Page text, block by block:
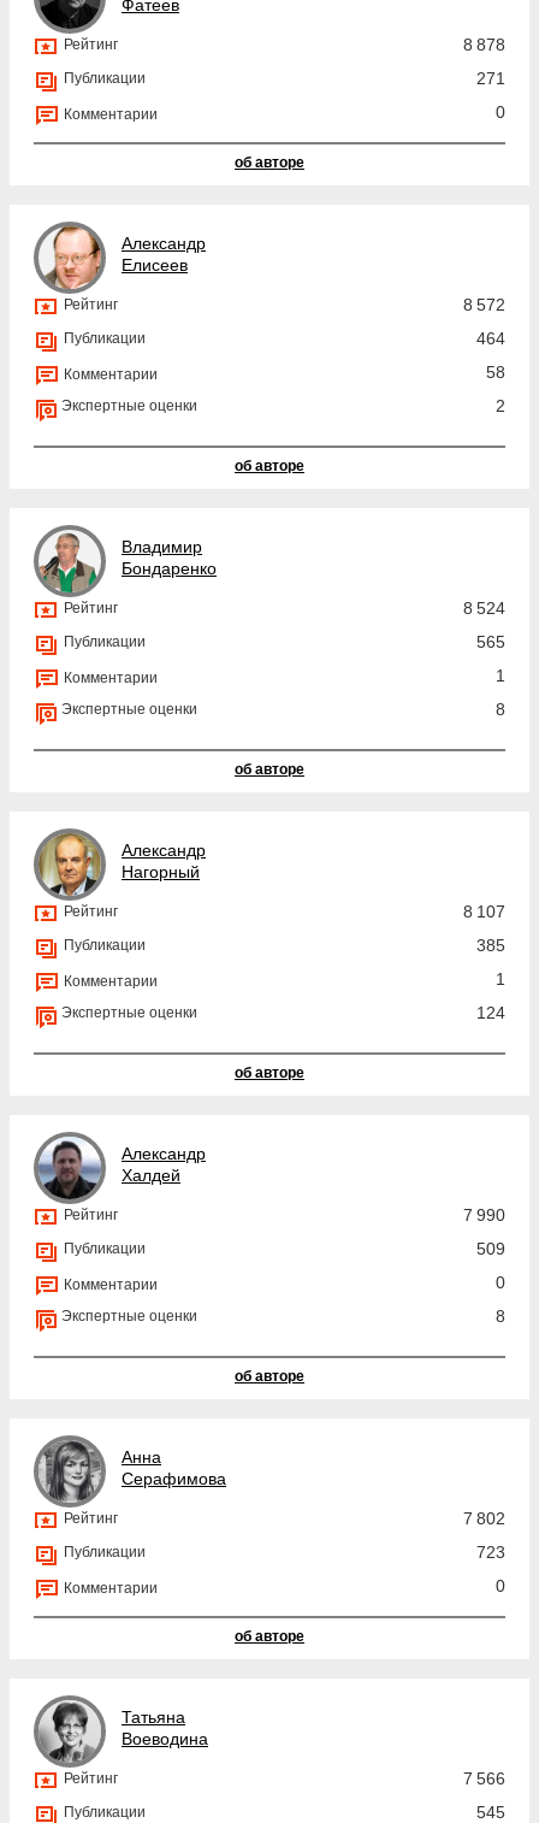
Фатеев
Рейтинг 8 878
Публикации 271
Комментарии 0
об авторе
Александр
Елисеев
Рейтинг 8 572
Публикации 464
Комментарии 58
Экспертные оценки 2
об авторе
Владимир
Бондаренко
Рейтинг 8 524
Публикации 565
Комментарии 1
Экспертные оценки 8
об авторе
Александр
Нагорный
Рейтинг 8 107
Публикации 385
Комментарии 1
Экспертные оценки 124
об авторе
Александр
Халдей
Рейтинг 7 990
Публикации 509
Комментарии 0
Экспертные оценки 8
об авторе
Анна
Серафимова
Рейтинг 7 802
Публикации 723
Комментарии 0
об авторе
Татьяна
Воеводина
Рейтинг 7 566
Публикации 545